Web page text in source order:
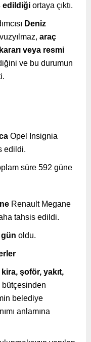
edildiği ortaya çıktı.
Deniz
araç
veya resmi
ve bu durumun
Opel Insignia
edildi.
süre 592 güne
Renault Megane
tahsis edildi.
oldu.
kira, şoför, yakıt,
belediye
anlamına